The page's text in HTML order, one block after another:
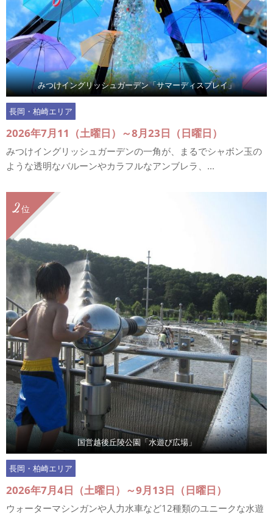
みつけイングリッシュガーデン「サマーディスプレイ」
長岡・柏崎エリア
2026年7月11（土曜日）～8月23日（日曜日）
みつけイングリッシュガーデンの一角が、まるでシャボン玉の
ような透明なバルーンやカラフルなアンブレラ、...
位
2
国営越後丘陵公園「水遊び広場」
長岡・柏崎エリア
2026年7月4日（土曜日）～9月13日（日曜日）
ウォーターマシンガンや人力水車など12種類のユニークな水遊